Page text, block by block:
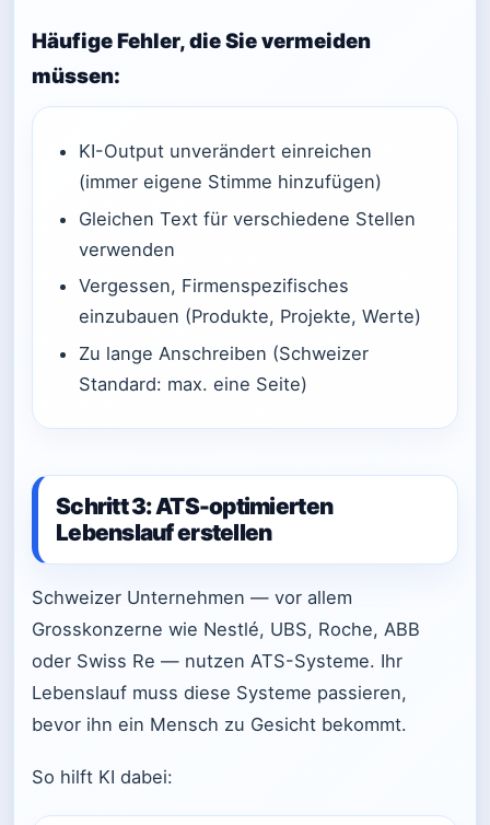
Häufige Fehler, die Sie vermeiden
müssen:
KI-Output unverändert einreichen
(immer eigene Stimme hinzufügen)
Gleichen Text für verschiedene Stellen
verwenden
Vergessen, Firmenspezifisches
einzubauen (Produkte, Projekte, Werte)
Zu lange Anschreiben (Schweizer
Standard: max. eine Seite)
Schritt 3: ATS-optimierten
Lebenslauf erstellen
Schweizer Unternehmen — vor allem
Grosskonzerne wie Nestlé, UBS, Roche, ABB
oder Swiss Re — nutzen ATS-Systeme. Ihr
Lebenslauf muss diese Systeme passieren,
bevor ihn ein Mensch zu Gesicht bekommt.
So hilft KI dabei: